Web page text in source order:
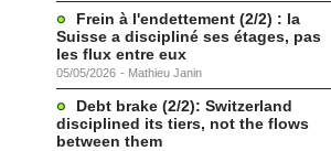
Frein à l'endettement (2/2) : la
Suisse a discipliné ses étages, pas
les flux entre eux
05/05/2026 - Mathieu Janin
Debt brake (2/2): Switzerland
disciplined its tiers, not the flows
between them